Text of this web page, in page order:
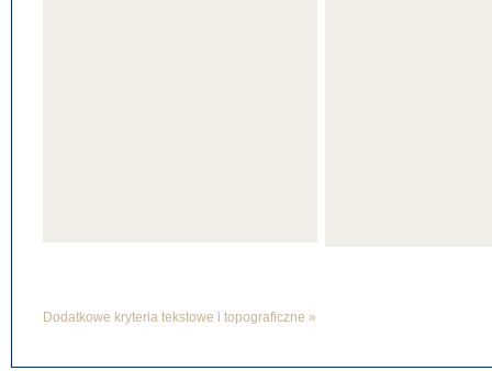
Dodatkowe kryteria tekstowe i topograficzne »